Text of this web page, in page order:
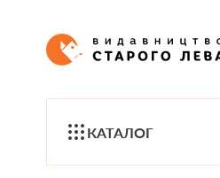
КАТАЛОГ